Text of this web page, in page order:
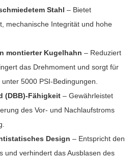
Stahl – Bietet
mechanische Integrität und hohe
montierter Kugelhahn – Reduziert
das Drehmoment und sorgt für
5000 PSI-Bedingungen.
(DBB)-Fähigkeit – Gewährleistet
des Vor- und Nachlaufstroms
Design – Entspricht den
und verhindert das Ausblasen des